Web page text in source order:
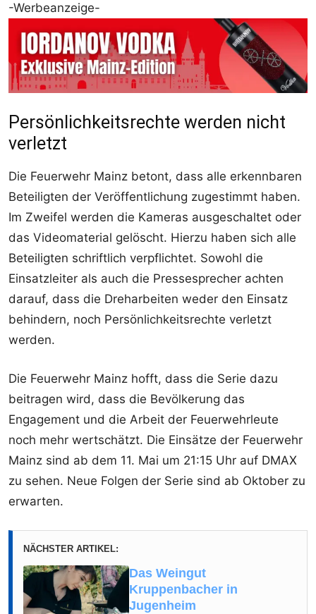
-Werbeanzeige-
Persönlichkeitsrechte werden nicht
verletzt
Die Feuerwehr Mainz betont, dass alle erkennbaren
Beteiligten der Veröffentlichung zugestimmt haben.
Im Zweifel werden die Kameras ausgeschaltet oder
das Videomaterial gelöscht. Hierzu haben sich alle
Beteiligten schriftlich verpflichtet. Sowohl die
Einsatzleiter als auch die Pressesprecher achten
darauf, dass die Dreharbeiten weder den Einsatz
behindern, noch Persönlichkeitsrechte verletzt
werden.
Die Feuerwehr Mainz hofft, dass die Serie dazu
beitragen wird, dass die Bevölkerung das
Engagement und die Arbeit der Feuerwehrleute
noch mehr wertschätzt. Die Einsätze der Feuerwehr
Mainz sind ab dem 11. Mai um 21:15 Uhr auf DMAX
zu sehen. Neue Folgen der Serie sind ab Oktober zu
erwarten.
NÄCHSTER ARTIKEL:
Das Weingut
Kruppenbacher in
Jugenheim